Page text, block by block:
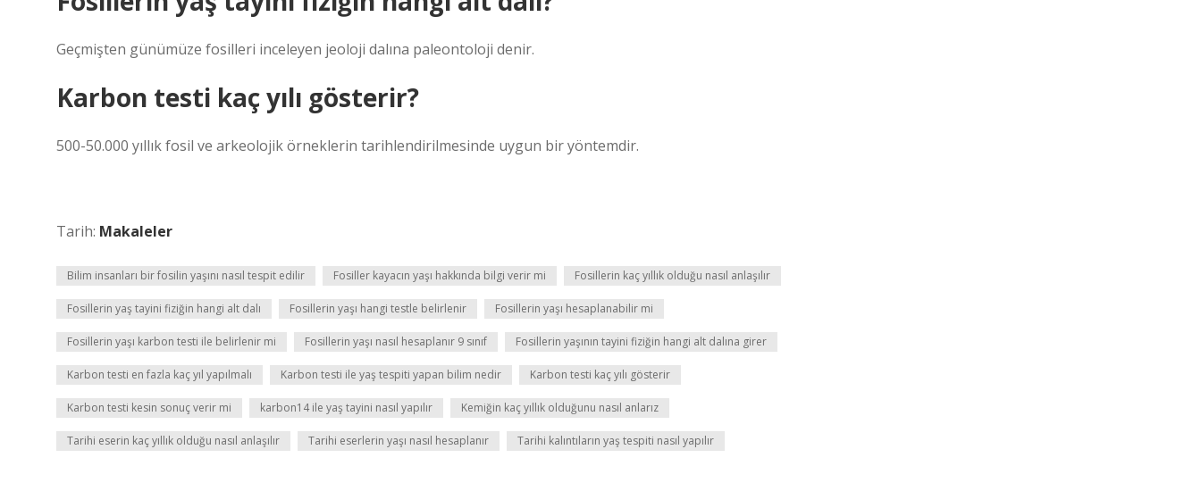
Geçmişten günümüze fosilleri inceleyen jeoloji dalına paleontoloji denir.
Karbon testi kaç yılı gösterir?
500-50.000 yıllık fosil ve arkeolojik örneklerin tarihlendirilmesinde uygun bir yöntemdir.
Tarih: Makaleler
Bilim insanları bir fosilin yaşını nasıl tespit edilir Fosiller kayacın yaşı hakkında bilgi verir mi Fosillerin kaç yıllık olduğu nasıl anlaşılır
Fosillerin yaş tayini fiziğin hangi alt dalı Fosillerin yaşı hangi testle belirlenir Fosillerin yaşı hesaplanabilir mi
Fosillerin yaşı karbon testi ile belirlenir mi Fosillerin yaşı nasıl hesaplanır 9 sınıf Fosillerin yaşının tayini fiziğin hangi alt dalına girer
Karbon testi en fazla kaç yıl yapılmalı Karbon testi ile yaş tespiti yapan bilim nedir Karbon testi kaç yılı gösterir
Karbon testi kesin sonuç verir mi karbon14 ile yaş tayini nasıl yapılır Kemiğin kaç yıllık olduğunu nasıl anlarız
Tarihi eserin kaç yıllık olduğu nasıl anlaşılır Tarihi eserlerin yaşı nasıl hesaplanır Tarihi kalıntıların yaş tespiti nasıl yapılır